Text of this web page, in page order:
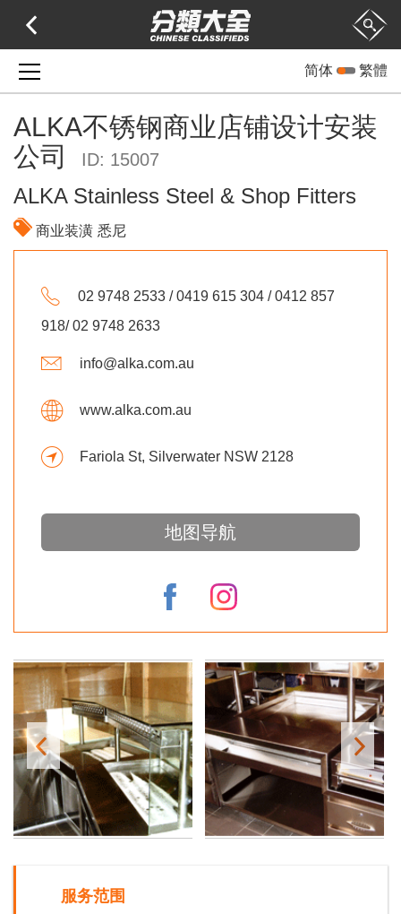
简体 繁體
ALKA不锈钢商业店铺设计安装
公司
ID: 15007
ALKA Stainless Steel & Shop Fitters
商业装潢 悉尼
02 9748 2533 / 0419 615 304 / 0412 857
918/ 02 9748 2633
info@alka.com.au
www.alka.com.au
Fariola St, Silverwater NSW 2128
地图导航
服务范围